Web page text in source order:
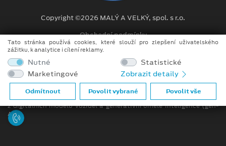
Copyright ©2026 MALÝ A VELKÝ, spol. s r.o.
Obchodní podmínky
Ochrana osobních údajů
Prohlášení o zpracování údajů konečných zákazníků
Při tvorbě videí a obrázků na tomto webu je využíváno kombinace
tradičních fotografií či videí, počítačem generovaných snímků (CGI)
z digitálních modelů vozidel a generativní umělé inteligence (gen-
AI).
Tato stránka používá cookies, které slouží pro zlepšení uživatelského
zážitku, k analytice i cílení reklamy.
Nutné
Statistické
Marketingové
Zobrazit detaily
Odmítnout Povolit vybrané Povolit vše